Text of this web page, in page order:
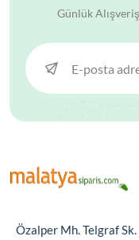
Günlük
Özalper Mh. Telgraf Sk.